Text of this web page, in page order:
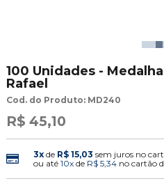
100 Unidades -
Rafael
Cod. do Produto: MD240
R$ 45,10
3xde R$ 15,03 sem juros no
ou até 10xde R$ 5,34no cartão